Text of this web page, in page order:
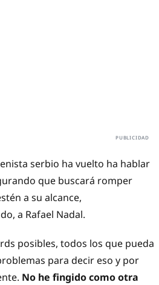
serbio ha vuelto ha hablar
que buscará romper
a su alcance,
a Rafael Nadal.
posibles, todos los que pueda
para decir eso y por
No he fingido como otra